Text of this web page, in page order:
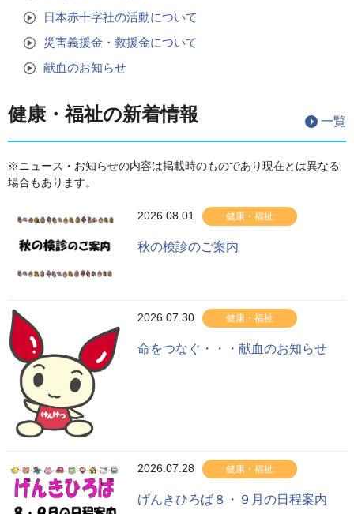
日本赤十字社の活動について
災害義援金・救援金について
献血のお知らせ
健康・福祉の新着情報 一覧
※ニュース・お知らせの内容は掲載時のものであり現在とは異なる
場合もあります。
2026.08.01 健康・福祉
秋の検診のご案内
2026.07.30 健康・福祉
命をつなぐ・・・献血のお知らせ
2026.07.28 健康・福祉
げんきひろば８・９月の日程案内